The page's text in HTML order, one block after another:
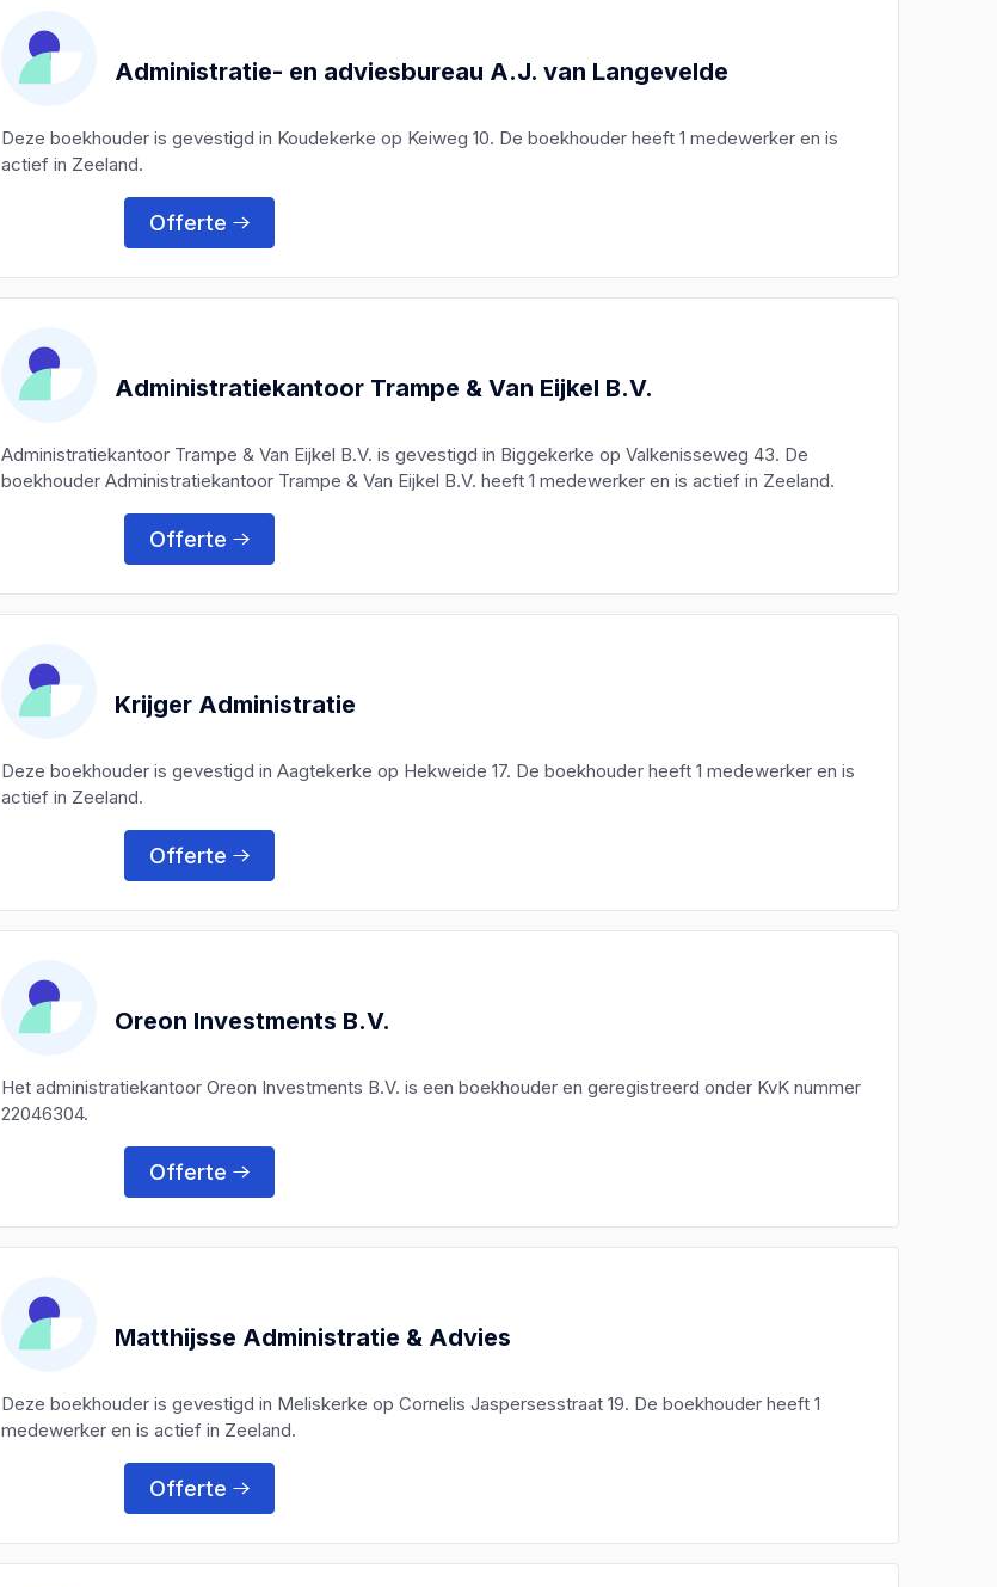
Administratie- en adviesbureau A.J. van Langevelde
Deze boekhouder is gevestigd in Koudekerke op Keiweg 10. De boekhouder heeft 1 medewerker en is
actief in Zeeland.
Offerte
Administratiekantoor Trampe & Van Eijkel B.V.
Administratiekantoor Trampe & Van Eijkel B.V. is gevestigd in Biggekerke op Valkenisseweg 43. De
boekhouder Administratiekantoor Trampe & Van Eijkel B.V. heeft 1 medewerker en is actief in Zeeland.
Offerte
Krijger Administratie
Deze boekhouder is gevestigd in Aagtekerke op Hekweide 17. De boekhouder heeft 1 medewerker en is
actief in Zeeland.
Offerte
Oreon Investments B.V.
Het administratiekantoor Oreon Investments B.V. is een boekhouder en geregistreerd onder KvK nummer
22046304.
Offerte
Matthijsse Administratie & Advies
Deze boekhouder is gevestigd in Meliskerke op Cornelis Jaspersesstraat 19. De boekhouder heeft 1
medewerker en is actief in Zeeland.
Offerte